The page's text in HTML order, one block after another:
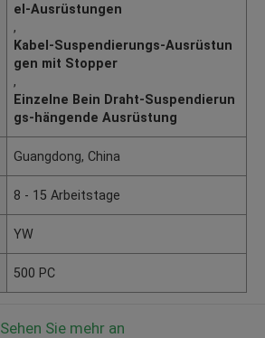
el-Ausrüstungen
,
Kabel-Suspendierungs-Ausrüstun
gen mit Stopper
,
Einzelne Bein Draht-Suspendierun
gs-hängende Ausrüstung
Guangdong, China
8 - 15 Arbeitstage
YW
500 PC
Sehen Sie mehr an